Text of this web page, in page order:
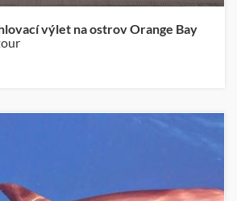
výlet na ostrov Orange Bay